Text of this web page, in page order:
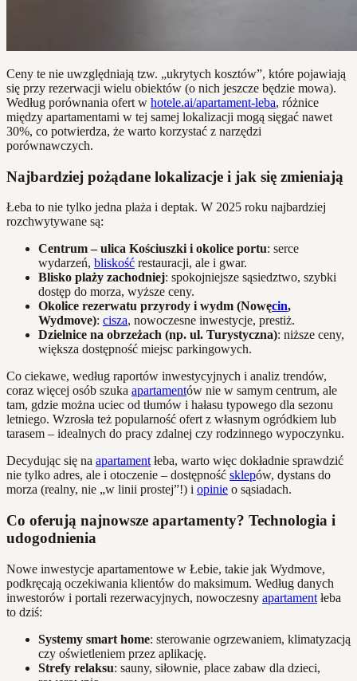
Ceny te nie uwzględniają tzw. „ukrytych kosztów”, które pojawiają
się przy rezerwacji wielu obiektów (o nich jeszcze będzie mowa).
Według porównania ofert w hotele.ai/apartament-leba, różnice
między apartamentami w tej samej lokalizacji mogą sięgać nawet
30%, co potwierdza, że warto korzystać z narzędzi
porównawczych.
Najbardziej pożądane lokalizacje i jak się zmieniają
Łeba to nie tylko jedna plaża i deptak. W 2025 roku najbardziej
rozchwytywane są:
Centrum – ulica Kościuszki i okolice portu: serce
wydarzeń, bliskość restauracji, ale i gwar.
Blisko plaży zachodniej: spokojniejsze sąsiedztwo, szybki
dostęp do morza, wyższe ceny.
Okolice rezerwatu przyrody i wydm (Nowęcin,
Wydmove): cisza, nowoczesne inwestycje, prestiż.
Dzielnice na obrzeżach (np. ul. Turystyczna): niższe ceny,
większa dostępność miejsc parkingowych.
Co ciekawe, według raportów inwestycyjnych i analiz trendów,
coraz więcej osób szuka apartamentów nie w samym centrum, ale
tam, gdzie można uciec od tłumów i hałasu typowego dla sezonu
letniego. Wzrosła też popularność ofert z własnym ogródkiem lub
tarasem – idealnych do pracy zdalnej czy rodzinnego wypoczynku.
Decydując się na apartament łeba, warto więc dokładnie sprawdzić
nie tylko adres, ale i otoczenie – dostępność sklepów, dystans do
morza (realny, nie „w linii prostej”!) i opinie o sąsiadach.
Co oferują najnowsze apartamenty? Technologia i
udogodnienia
Nowe inwestycje apartamentowe w Łebie, takie jak Wydmove,
podkręcają oczekiwania klientów do maksimum. Według danych
inwestorów i portali rezerwacyjnych, nowoczesny apartament łeba
to dziś:
Systemy smart home: sterowanie ogrzewaniem, klimatyzacją
czy oświetleniem przez aplikację.
Strefy relaksu: sauny, siłownie, place zabaw dla dzieci,